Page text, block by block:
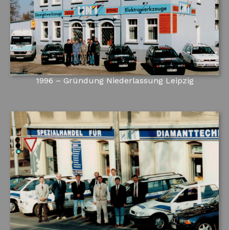
1996 – Gründung Niederlassung Leipzig